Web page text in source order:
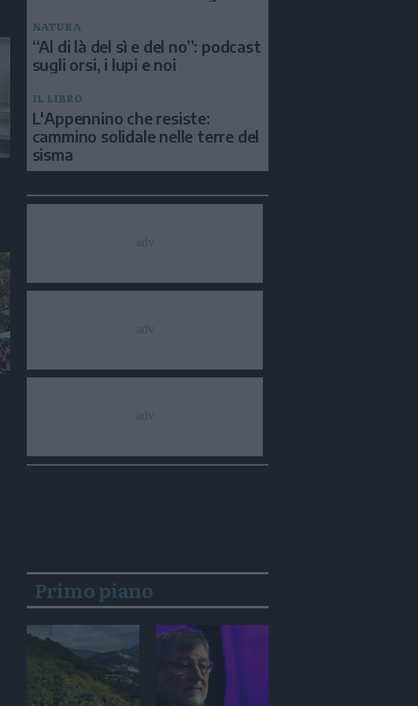
NATURA
“Al di là del sì e del no”: podcast
sugli orsi, i lupi e noi
IL LIBRO
L'Appennino che resiste:
cammino solidale nelle terre del
sisma
Primo piano